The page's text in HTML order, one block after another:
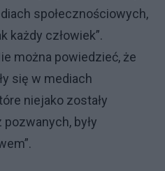
społecznościowych,
każdy człowiek”.
można powiedzieć, że
się w mediach
niejako zostały
były